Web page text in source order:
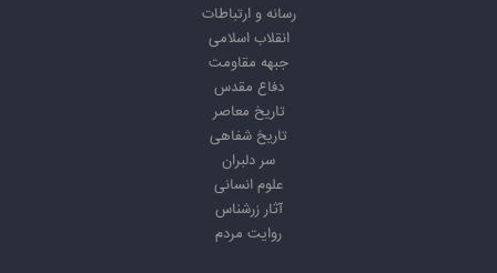
رسانه و ارتباطات
انقلاب اسلامی
جبهه مقاومت
دفاع مقدس
تاریخ معاصر
تاریخ شفاهی
سر دلبران
علوم انسانی
آثار زرشناس
روایت مردم